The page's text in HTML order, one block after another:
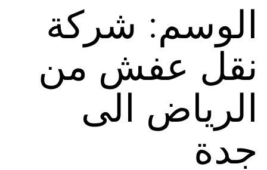
الوسم: شركة
نقل عفش من
الرياض الى
جدة